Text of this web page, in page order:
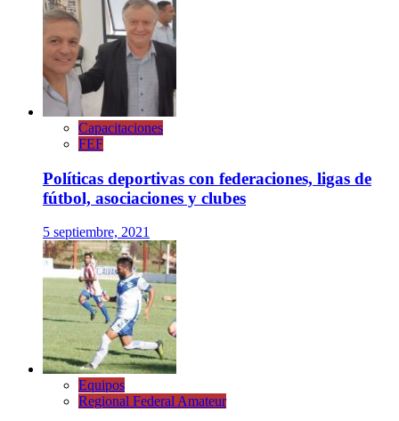
Capacitaciones
FEF
Políticas deportivas con federaciones, ligas de
fútbol, asociaciones y clubes
5 septiembre, 2021
Equipos
Regional Federal Amateur